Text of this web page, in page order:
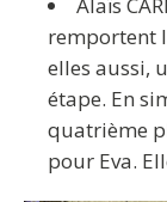
remportent
elles aussi,
étape. En
quatrième
pour Eva.